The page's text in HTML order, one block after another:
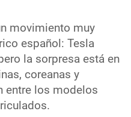
movimiento muy
español: Tesla
la sorpresa está en
coreanas y
entre los modelos